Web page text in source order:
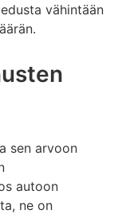
vähintään
sen arvoon
autoon
ne on